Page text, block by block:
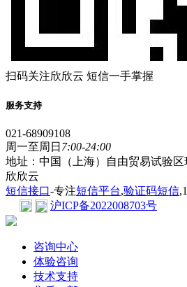
扫码关注欣欣云 短信一手掌握
服务支持
021-68909108
周一至周日 7:00-24:00
地址：中国（上海）自由贸易试验区
欣欣云
短信接口-专注短信平台,验证码短信
沪ICP备2022008703号
咨询中心
体验咨询
技术支持